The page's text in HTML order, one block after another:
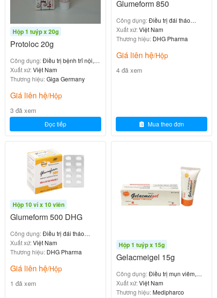
: Hen phế quản, viêm mũi
dị ứng, phản vệ nặng, viêm phế quản dị ứng.
Bệnh da liễu
: Viêm da dị ứng, chàm, vảy nến
nặng, viêm da cơ địa.
Bệnh tự miễn
: Lupus ban đỏ hệ thống, viêm da
cơ, xơ cứng bì.
Bệnh nội tiết
Các trường hợp khác
Crohn, một số ung thư (hỗ trợ), ức chế miễn dịch
sau ghép.
Thuốc đặc biệt hiệu quả trong các đợt cấp của bệnh
mạn tính hoặc tình trạng viêm nặng cần kiểm soát
nhanh.
Lợi ích nổi bật:
Ức chế phản ứng viêm và dị ứng mạnh.
Ít giữ nước hơn một số steroid khác, phù hợp bệnh
nhân tăng huyết áp.
3. Cơ chế tác dụng của Betamethasone
Hộp 1 tuýp x 20g
Protoloc 20g
Công dụng:Điều trị bệnh trĩ nội, trĩ
ngoại
Xuất xứ:Việt Nam
Thương hiệu:Giga Germany
Giá liên hệ/Hộp
3 đã xem
Đọc tiếp
Glumeform 850
Công dụng:Điều trị đái tháo
đường tuýp 2
Xuất xứ:Việt Nam
Thương hiệu: DHG Pharma
Giá liên hệ/Hộp
4 đã xem
Mua theo đơn
Hộp 10 vỉ x 10 viên
Glumeform 500 DHG
Công dụng:Điều trị đái tháo
đường týp 2
Xuất xứ:Việt Nam
Thương hiệu: DHG Pharma
Giá liên hệ/Hộp
1 đã xem
Hộp 1 tuýp x 15g
Gelacmeigel 15g
Công dụng:Điều trị mụn viêm,
mụn mủ, mụn trứng cá đỏ
Xuất xứ:Việt Nam
Thương hiệu:Medipharco